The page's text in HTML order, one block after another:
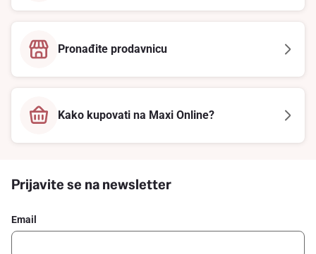
Pronađite prodavnicu
Kako kupovati na Maxi Online?
Prijavite se na newsletter
Email